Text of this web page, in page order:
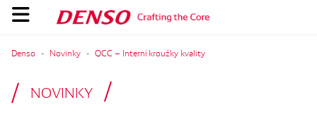
Denso Novinky QCC – Interní kroužky kvality
NOVINKY